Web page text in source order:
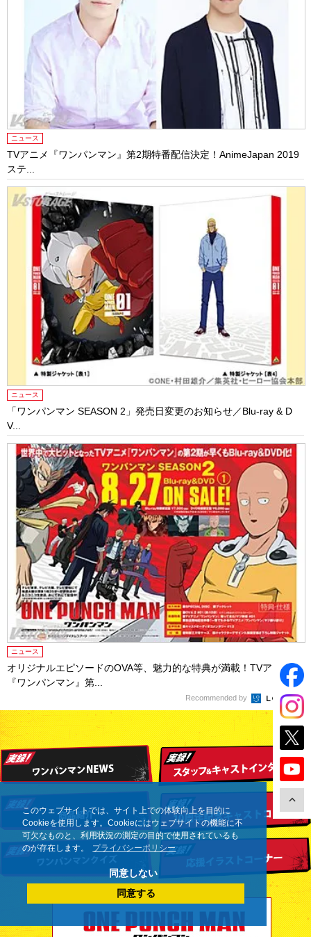
このウェブサイトでは、サイト上での体験向上を目的に
Cookieを使用します。Cookieにはウェブサイトの機能に不
可欠なものと、利用状況の測定の目的で使用されているも
のが存在します。
プライバシーポリシー
同意しない
同意する
ニュース
TVアニメ『ワンパンマン』第2期特番配信決定！AnimeJapan 2019
ステ...
ニュース
「ワンパンマン SEASON 2」発売日変更のお知らせ／Blu-ray & D
V...
ニュース
オリジナルエピソードのOVA等、魅力的な特典が満載！TVアニメ
『ワンパンマン』第...
Recommended by